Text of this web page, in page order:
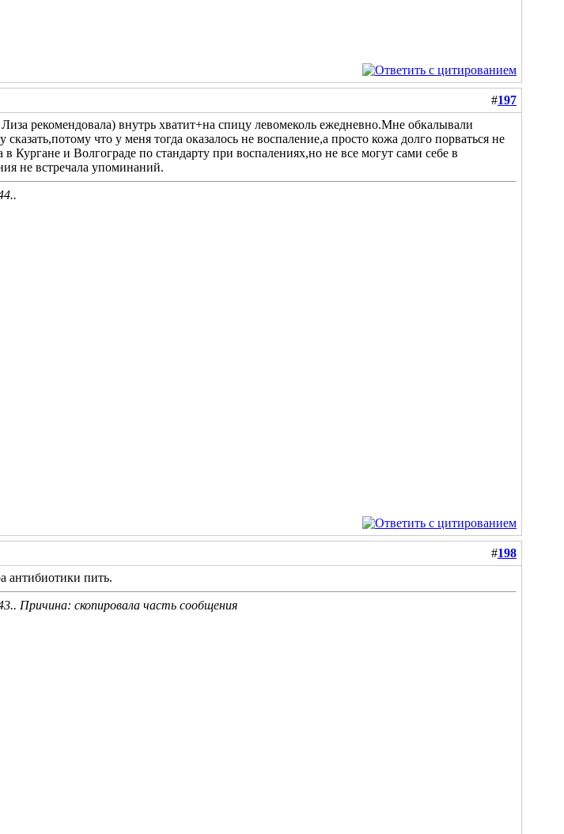
#197
рекомендовала) внутрь хватит+на спицу левомеколь ежедневно.Мне обкалывали
что у меня тогда оказалось не воспаление,а просто кожа долго порваться не
Кургане и Волгограде по стандарту при воспалениях,но не все могут сами себе в
не встречала упоминаний.
..
#198
антибиотики пить.
.. Причина: скопировала часть сообщения